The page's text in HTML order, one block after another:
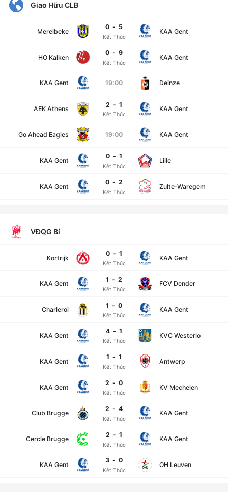
Giao Hữu CLB
Merelbeke
Kết Thúc
0 - 5
KAA Gent
HO Kalken
Kết Thúc
0 - 9
KAA Gent
KAA Gent 19:00 Deinze
AEK Athens
Kết Thúc
2 - 1
KAA Gent
Go Ahead Eagles 19:00 KAA Gent
KAA Gent
Kết Thúc
0 - 1
Lille
KAA Gent
Kết Thúc
0 - 2
Zulte-Waregem
VĐQG Bỉ
Kortrijk
Kết Thúc
0 - 1
KAA Gent
KAA Gent
Kết Thúc
1 - 2
FCV Dender
Charleroi
Kết Thúc
1 - 0
KAA Gent
KAA Gent
Kết Thúc
4 - 1
KVC Westerlo
KAA Gent
Kết Thúc
1 - 1
Antwerp
KAA Gent
Kết Thúc
2 - 0
KV Mechelen
Club Brugge
Kết Thúc
2 - 4
KAA Gent
Cercle Brugge
Kết Thúc
2 - 1
KAA Gent
KAA Gent
Kết Thúc
3 - 0
OH Leuven